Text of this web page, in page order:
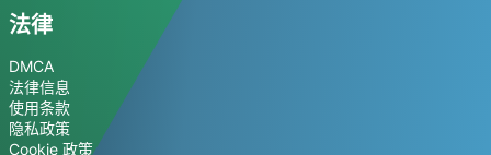
法律
DMCA
法律信息
使用条款
隐私政策
Cookie 政策